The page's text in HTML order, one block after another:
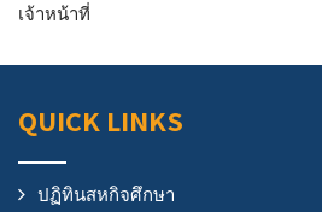
เจ้าหน้าที่
QUICK LINKS
ปฏิทินสหกิจศึกษา